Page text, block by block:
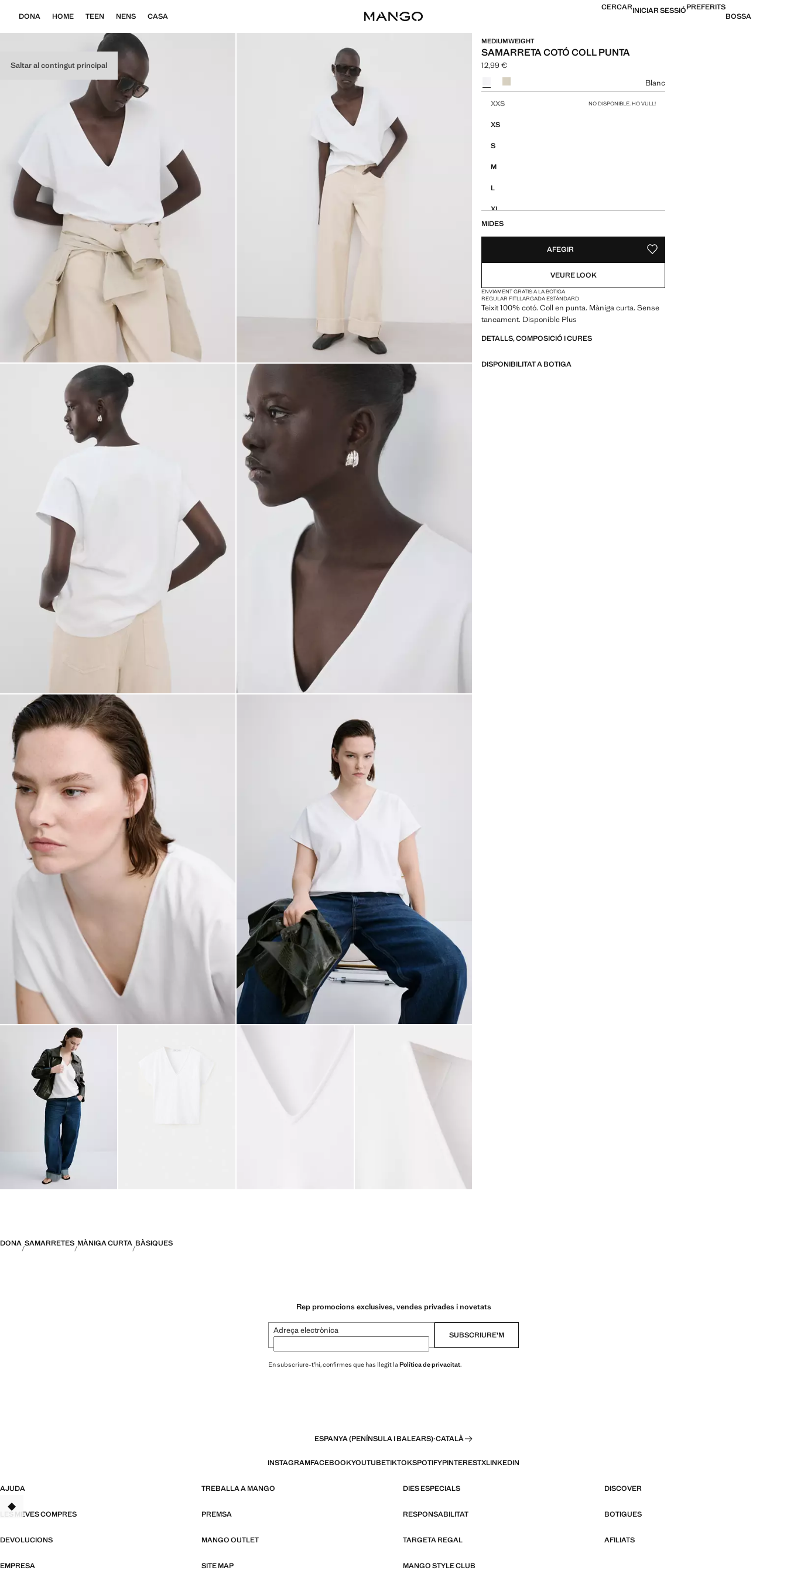
Saltar al contingut principal
DONA HOME TEEN NENS CASA
CERCARINICIAR SESSIÓPREFERITS
BOSSA
MEDIUMWEIGHT
SAMARRETA COTÓ COLL PUNTA
Preu actual [12,99 € ]
12,99 €
Selecciona un color
Blanc
XXS NO DISPONIBLE. HO VULL!
XS
S
M
L
XL
NO DISPONIBLE. HO VULL!
NO DISPONIBLE. HO VULL!
3XL
NO DISPONIBLE. HO VULL!
MIDES
AFEGIR DESAR COM A PREFERIT
VEURE LOOK
ENVIAMENT GRATIS A LA BOTIGA
REGULAR FITLLARGADA ESTÀNDARD
Teixit 100% cotó. Coll en punta. Màniga curta. Sense
tancament. Disponible Plus
DETALLS, COMPOSICIÓ I CURES
DISPONIBILITAT A BOTIGA
DONA SAMARRETES MÀNIGA CURTA BÀSIQUES
Rep promocions exclusives, vendes privades i novetats
Adreça electrònica SUBSCRIURE'M
En subscriure-t'hi, confirmes que has llegit laPolítica de privacitat.
ESPANYA (PENÍNSULA I BALEARS)·CATALÀ
INSTAGRAMFACEBOOKYOUTUBETIKTOKSPOTIFYPINTERESTXLINKEDIN
AJUDA TREBALLA A MANGO DIES ESPECIALS DISCOVER
LES MEVES COMPRES PREMSA RESPONSABILITAT BOTIGUES
DEVOLUCIONS MANGO OUTLET TARGETA REGAL AFILIATS
EMPRESA SITE MAP MANGO STYLE CLUB